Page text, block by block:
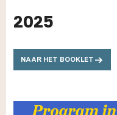
2025
NAAR HET BOOKLET